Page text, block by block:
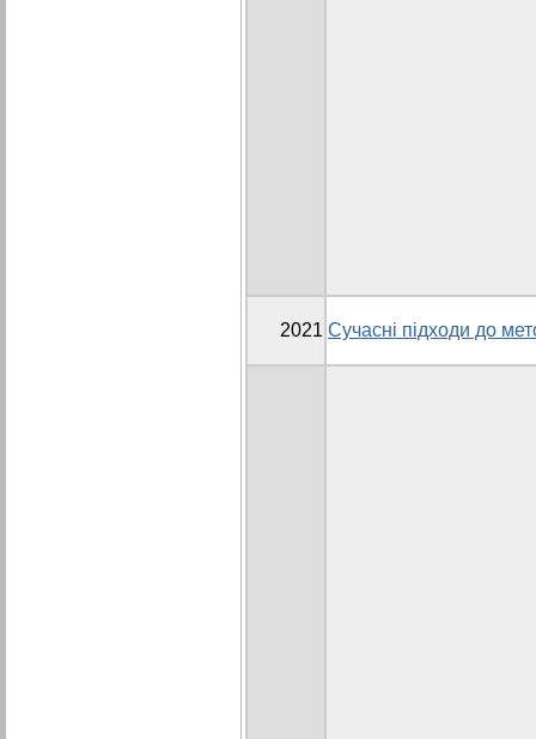
2021 Сучасні підходи до